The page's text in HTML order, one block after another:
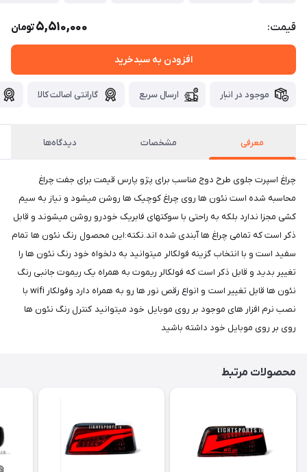
قیمت: 5,510,000تومان
افزودن به سبدخرید
موجود در انبار ارسال سریع گارانتی اصالت کالا
معرفی مشخصات دیدگاه‌ها
چراغ اسپرت جلوی طرح دوج مناسب برای پژو پارس قیمت برای جفت چراغ
محاسبه شده است نئون ها روی چراغ کوچیک ها روشن میشود و نیاز به سیم
کشی مجزا ندارد بلکه به راحتی با سوکتهای فابریک خودرو روشن میشوند و قابل
ذکر است که تمامی چراغ ها آبندی شده اند.نکته:این محصول رنگ نئون ها تمام
سفید است و با انتخاب گزینه فولکالر میتوانید به دلخواه خود رنگ نئون ها را
تغییر بدید و قابل ذکر است که فولکالر ریموت به همراه یک ریموت جانبی رنگ
نئون ها قابل تغییر است و انواع رقص نور ها رو به همراه دارد وفولکار wifi با
نصب نرم افزار های موجود بر روی موبایل خود میتوانید کنترل رنگ نئون ها
روی بر روی موبایل خود داشته باشید
محصولات مرتبط